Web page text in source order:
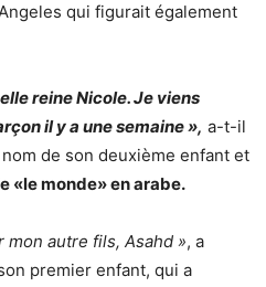
qui figurait également
reine Nicole. Je viens
il y a une semaine », a-t-il
de son deuxième enfant et
«le monde» en arabe.
mon autre fils, Asahd », a
premier enfant, qui a